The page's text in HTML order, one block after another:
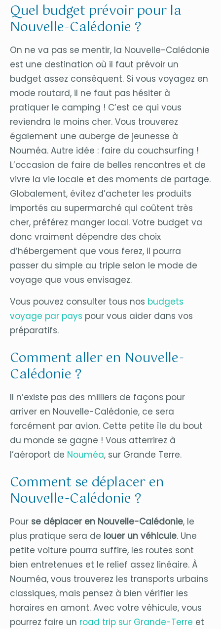
Quel budget prévoir pour la
Nouvelle-Calédonie ?
On ne va pas se mentir, la Nouvelle-Calédonie
est une destination où il faut prévoir un
budget assez conséquent. Si vous voyagez en
mode routard, il ne faut pas hésiter à
pratiquer le camping ! C’est ce qui vous
reviendra le moins cher. Vous trouverez
également une auberge de jeunesse à
Nouméa. Autre idée : faire du couchsurfing !
L’occasion de faire de belles rencontres et de
vivre la vie locale et des moments de partage.
Globalement, évitez d’acheter les produits
importés au supermarché qui coûtent très
cher, préférez manger local. Votre budget va
donc vraiment dépendre des choix
d’hébergement que vous ferez, il pourra
passer du simple au triple selon le mode de
voyage que vous envisagez.
Vous pouvez consulter tous nos budgets
voyage par pays pour vous aider dans vos
préparatifs.
Comment aller en Nouvelle-
Calédonie ?
Il n’existe pas des milliers de façons pour
arriver en Nouvelle-Calédonie, ce sera
forcément par avion. Cette petite île du bout
du monde se gagne ! Vous atterrirez à
l’aéroport de Nouméa, sur Grande Terre.
Comment se déplacer en
Nouvelle-Calédonie ?
Pour se déplacer en Nouvelle-Calédonie, le
plus pratique sera de louer un véhicule. Une
petite voiture pourra suffire, les routes sont
bien entretenues et le relief assez linéaire. À
Nouméa, vous trouverez les transports urbains
classiques, mais pensez à bien vérifier les
horaires en amont. Avec votre véhicule, vous
pourrez faire un road trip sur Grande-Terre et